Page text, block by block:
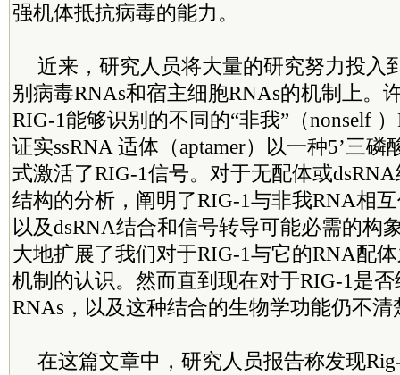
强机体抵抗病毒的能力。
近来，研究人员将大量的研究努力投入
别病毒RNAs和宿主细胞RNAs的机制上。
RIG-1能够识别的不同的“非我”（nonself
证实ssRNA 适体（aptamer）以一种5’三
式激活了RIG-1信号。对于无配体或
结构的分析，阐明了RIG-1与非我RNA相
以及dsRNA结合和信号转导可能必需的构
大地扩展了我们对于RIG-1与它的RNA配
机制的认识。然而直到现在对于RIG-1是
RNAs，以及这种结合的生物学功能仍不清
在这篇文章中，研究人员报告称发现